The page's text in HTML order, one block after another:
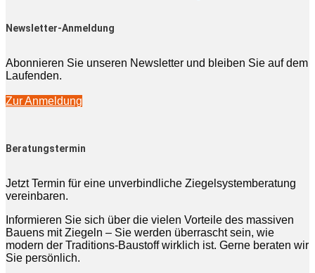
Newsletter-Anmeldung
Abonnieren Sie unseren Newsletter und bleiben Sie auf dem
Laufenden.
Zur Anmeldung
Beratungstermin
Jetzt Termin für eine unverbindliche Ziegelsystemberatung
vereinbaren.
Informieren Sie sich über die vielen Vorteile des massiven
Bauens mit Ziegeln – Sie werden überrascht sein, wie
modern der Traditions-Baustoff wirklich ist. Gerne beraten wir
Sie persönlich.